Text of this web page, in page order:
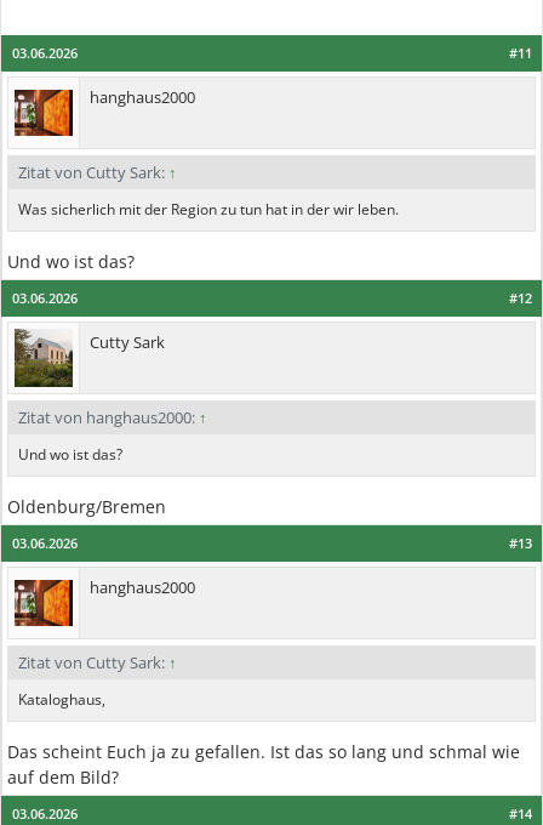
#11
03.06.2026
hanghaus2000
Zitat von Cutty Sark: ↑
Was sicherlich mit der Region zu tun hat in der wir leben.
Und wo ist das?
#12
03.06.2026
Cutty Sark
Zitat von hanghaus2000: ↑
Und wo ist das?
Oldenburg/Bremen
#13
03.06.2026
hanghaus2000
Zitat von Cutty Sark: ↑
Kataloghaus,
Das scheint Euch ja zu gefallen. Ist das so lang und schmal wie
auf dem Bild?
#14
03.06.2026